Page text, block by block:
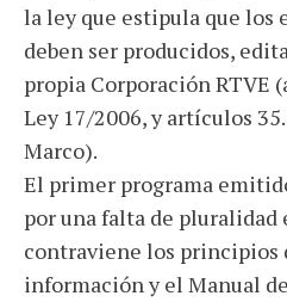
la ley que estipula que los
deben ser producidos,
propia Corporación RTVE
Ley 17/2006, y artículos
Marco).
El primer programa
por una falta de pluralidad
contraviene los principios
información y el Manual